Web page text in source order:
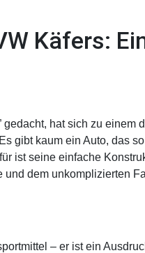
Käfers:
gedacht, hat sich zu einem
gibt kaum ein Auto, das
ist seine einfache
und dem unkomplizierten
– er ist ein